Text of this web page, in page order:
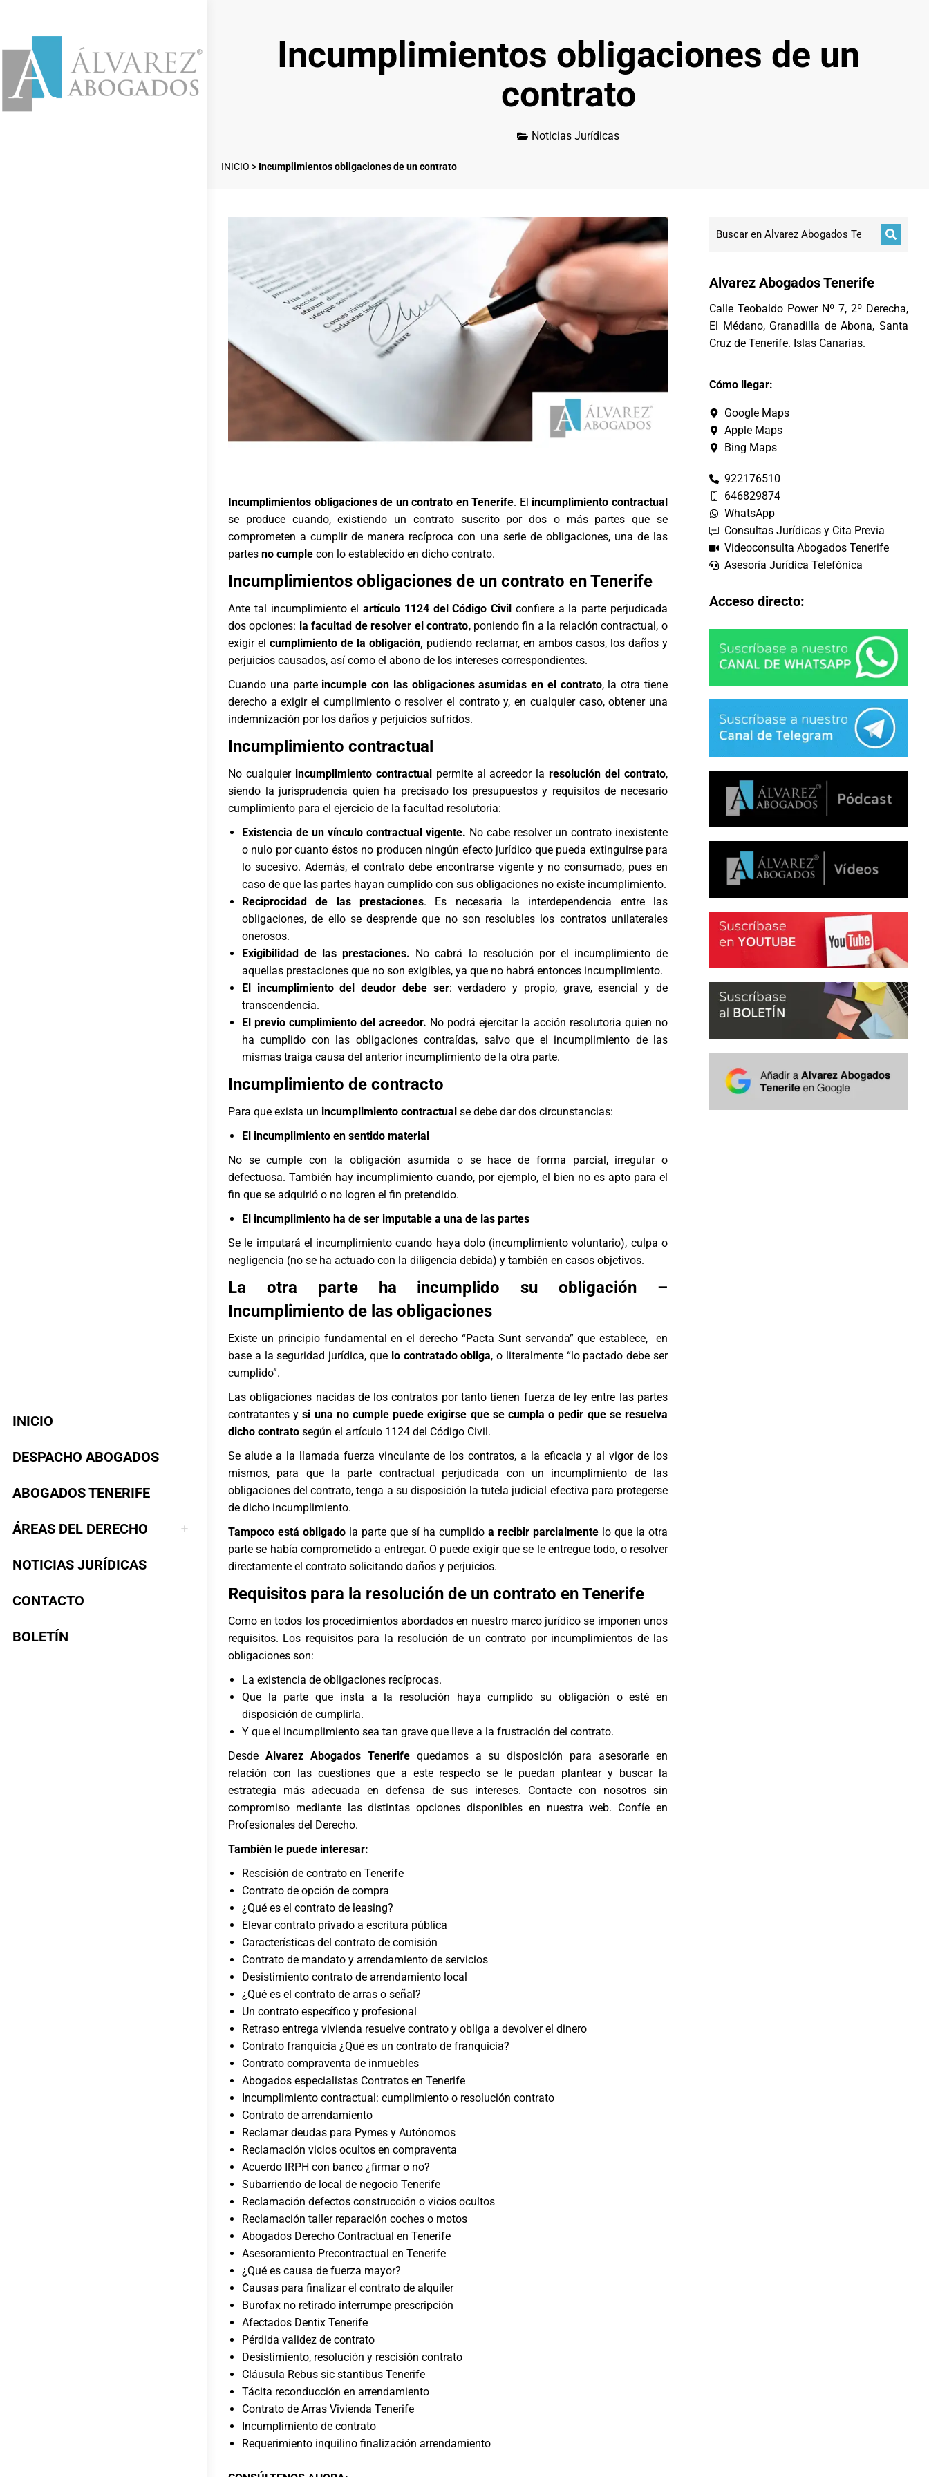
INICIO
DESPACHO ABOGADOS
ABOGADOS TENERIFE
ÁREAS DEL DERECHO
NOTICIAS JURÍDICAS
CONTACTO
BOLETÍN
Incumplimientos obligaciones de un
contrato
Noticias Jurídicas
INICIO > Incumplimientos obligaciones de un contrato
Incumplimientos obligaciones de un contrato en Tenerife. El incumplimiento contractual
se produce cuando, existiendo un contrato suscrito por dos o más partes que se
comprometen a cumplir de manera recíproca con una serie de obligaciones, una de las
partes no cumple con lo establecido en dicho contrato.
Incumplimientos obligaciones de un contrato en Tenerife
Ante tal incumplimiento elartículo 1124 del Código Civil confiere a la parte perjudicada
dos opciones: la facultad de resolver el contrato, poniendo fin a la relación contractual, o
exigir el cumplimiento de la obligación, pudiendo reclamar, en ambos casos, los daños y
perjuicios causados, así como el abono de los intereses correspondientes.
Cuando una parte incumple con las obligaciones asumidas en el contrato, la otra tiene
derecho a exigir el cumplimiento o resolver el contrato y, en cualquier caso, obtener una
indemnización por los daños y perjuicios sufridos.
Incumplimiento contractual
No cualquier incumplimiento contractualpermite al acreedor laresolución del contrato,
siendo la jurisprudencia quien ha precisado los presupuestos y requisitos de necesario
cumplimiento para el ejercicio de la facultad resolutoria:
Existencia de un vínculo contractual vigente. No cabe resolver un contrato inexistente
o nulo por cuanto éstos no producen ningún efecto jurídico que pueda extinguirse para
lo sucesivo. Además, el contrato debe encontrarse vigente y no consumado, pues en
caso de que las partes hayan cumplido con sus obligaciones no existe incumplimiento.
Reciprocidad de las prestaciones. Es necesaria la interdependencia entre las
obligaciones, de ello se desprende que no son resolubles los contratos unilaterales
onerosos.
Exigibilidad de las prestaciones. No cabrá la resolución por el incumplimiento de
aquellas prestaciones que no son exigibles, ya que no habrá entonces incumplimiento.
El incumplimiento del deudor debe ser: verdadero y propio, grave, esencial y de
transcendencia.
El previo cumplimiento del acreedor. No podrá ejercitar la acción resolutoria quien no
ha cumplido con las obligaciones contraídas, salvo que el incumplimiento de las
mismas traiga causa del anterior incumplimiento de la otra parte.
Incumplimiento de contracto
Para que exista un incumplimiento contractual se debe dar dos circunstancias:
El incumplimiento en sentido material
No se cumple con la obligación asumida o se hace de forma parcial, irregular o
defectuosa. También hay incumplimiento cuando, por ejemplo, el bien no es apto para el
fin que se adquirió o no logren el fin pretendido.
El incumplimiento ha de ser imputable a una de las partes
Se le imputará el incumplimiento cuando haya dolo (incumplimiento voluntario), culpa o
negligencia (no se ha actuado con la diligencia debida) y también en casos objetivos.
La otra parte ha incumplido su obligación –
Incumplimiento de las obligaciones
Existe un principio fundamental en el derecho “Pacta Sunt servanda” que establece, en
base a la seguridad jurídica, que lo contratado obliga, o literalmente “lo pactado debe ser
cumplido”.
Las obligaciones nacidas de los contratos por tanto tienen fuerza de ley entre las partes
contratantes ysi una no cumple puede exigirse que se cumpla o pedir que se resuelva
dicho contrato según el artículo 1124 del Código Civil.
Se alude a la llamada fuerza vinculante de los contratos, a la eficacia y al vigor de los
mismos, para que la parte contractual perjudicada con un incumplimiento de las
obligaciones del contrato, tenga a su disposición la tutela judicial efectiva para protegerse
de dicho incumplimiento.
Tampoco está obligado la parte que sí ha cumplido a recibir parcialmente lo que la otra
parte se había comprometido a entregar. O puede exigir que se le entregue todo, o resolver
directamente el contrato solicitando daños y perjuicios.
Requisitos para la resolución de un contrato en Tenerife
Como en todos los procedimientos abordados en nuestro marco jurídico se imponen unos
requisitos. Los requisitos para la resolución de un contrato por incumplimientos de las
obligaciones son:
La existencia de obligaciones recíprocas.
Que la parte que insta a la resolución haya cumplido su obligación o esté en
disposición de cumplirla.
Y que el incumplimiento sea tan grave que lleve a la frustración del contrato.
Desde Alvarez Abogados Tenerifequedamos a su disposición para asesorarle en
relación con las cuestiones que a este respecto se le puedan plantear y buscar la
estrategia más adecuada en defensa de sus intereses. Contacte con nosotros sin
compromiso mediante las distintas opciones disponibles en nuestra web. Confíe en
Profesionales del Derecho.
También le puede interesar:
Rescisión de contrato en Tenerife
Contrato de opción de compra
¿Qué es el contrato de leasing?
Elevar contrato privado a escritura pública
Características del contrato de comisión
Contrato de mandato y arrendamiento de servicios
Desistimiento contrato de arrendamiento local
¿Qué es el contrato de arras o señal?
Un contrato específico y profesional
Retraso entrega vivienda resuelve contrato y obliga a devolver el dinero
Contrato franquicia ¿Qué es un contrato de franquicia?
Contrato compraventa de inmuebles
Abogados especialistas Contratos en Tenerife
Incumplimiento contractual: cumplimiento o resolución contrato
Contrato de arrendamiento
Reclamar deudas para Pymes y Autónomos
Reclamación vicios ocultos en compraventa
Acuerdo IRPH con banco ¿firmar o no?
Subarriendo de local de negocio Tenerife
Reclamación defectos construcción o vicios ocultos
Reclamación taller reparación coches o motos
Abogados Derecho Contractual en Tenerife
Asesoramiento Precontractual en Tenerife
¿Qué es causa de fuerza mayor?
Causas para finalizar el contrato de alquiler
Burofax no retirado interrumpe prescripción
Afectados Dentix Tenerife
Pérdida validez de contrato
Desistimiento, resolución y rescisión contrato
Cláusula Rebus sic stantibus Tenerife
Tácita reconducción en arrendamiento
Contrato de Arras Vivienda Tenerife
Incumplimiento de contrato
Requerimiento inquilino finalización arrendamiento
Alvarez Abogados Tenerife
Calle Teobaldo Power Nº 7, 2º Derecha,
El Médano, Granadilla de Abona, Santa
Cruz de Tenerife. Islas Canarias.
Cómo llegar:
Google Maps
Apple Maps
Bing Maps
922176510
646829874
WhatsApp
Consultas Jurídicas y Cita Previa
Videoconsulta Abogados Tenerife
Asesoría Jurídica Telefónica
Acceso directo: